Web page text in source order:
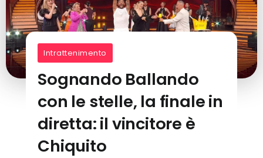
Intrattenimento
Sognando Ballando
con le stelle, la finale in
diretta: il vincitore è
Chiquito